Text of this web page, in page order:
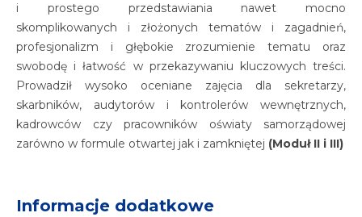
i prostego przedstawiania nawet mocno
skomplikowanych i złożonych tematów i zagadnień,
profesjonalizm i głębokie zrozumienie tematu oraz
swobodę i łatwość w przekazywaniu kluczowych treści.
Prowadził wysoko oceniane zajęcia dla sekretarzy,
skarbników, audytorów i kontrolerów wewnętrznych,
kadrowców czy pracowników oświaty samorządowej
zarówno w formule otwartej jak i zamkniętej (Moduł II i III)
Informacje dodatkowe